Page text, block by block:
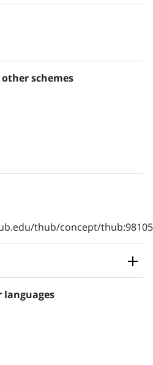
schemes
thub/concept/
languages